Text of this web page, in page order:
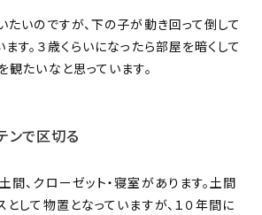
たいのですが、下の子が動き回って倒して
す。３歳くらいになったら部屋を暗くして
たいなと思っています。
ンで区切る
、クローゼット・寝室があります。土間
して物置となっていますが、１０年間に